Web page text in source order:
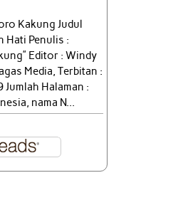
Kakung Judul
Hati Penulis :
Editor : Windy
Media, Terbitan :
Halaman :
nama N...